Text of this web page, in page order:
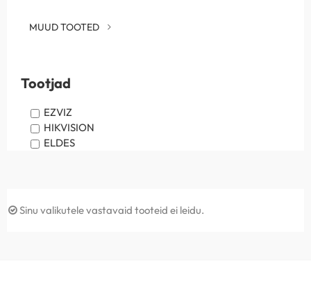
Sinu valikutele vastavaid tooteid ei leidu.
MUUD TOOTED
Tootjad
EZVIZ
HIKVISION
ELDES